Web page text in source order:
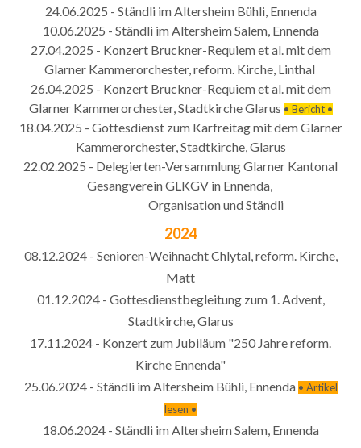
24.06.2025 - Ständli im Altersheim Bühli, Ennenda
10.06.2025 - Ständli im Altersheim Salem, Ennenda
27.04.2025 - Konzert Bruckner-Requiem et al. mit dem
Glarner Kammerorchester, reform. Kirche, Linthal
26.04.2025 - Konzert Bruckner-Requiem et al. mit dem
Glarner Kammerorchester, Stadtkirche Glarus • Bericht •
18.04.2025 - Gottesdienst zum Karfreitag mit dem Glarner
Kammerorchester, Stadtkirche, Glarus
22.02.2025 - Delegierten-Versammlung Glarner Kantonal
Gesangverein GLKGV in Ennenda,
​ Organisation und Ständli
2024
08.12.2024 - Senioren-Weihnacht Chlytal, reform. Kirche,
Matt
01.12.2024 - Gottesdienstbegleitung zum 1. Advent,
Stadtkirche, Glarus
17.11.2024 - Konzert zum Jubiläum "250 Jahre reform.
Kirche Ennenda"
25.06.2024 - Ständli im Altersheim Bühli, Ennenda • Artikel
lesen •
18.06.2024 - Ständli im Altersheim Salem, Ennenda